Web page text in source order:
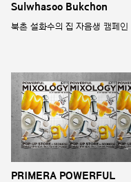
Sulwhasoo Bukchon
북촌 설화수의 집 자음생 캠페인
PRIMERA POWERFUL